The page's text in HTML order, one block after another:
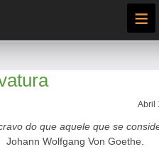
≡
Abril
do que aquele que se
Johann Wolfgang Von Goethe.